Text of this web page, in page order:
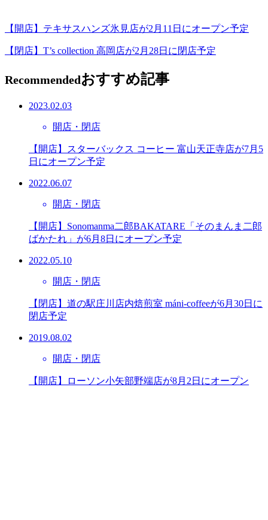
【開店】テキサスハンズ氷見店が2月11日にオープン予定
【閉店】T’s collection 高岡店が2月28日に閉店予定
Recommendedおすすめ記事
2023.02.03
開店・閉店
【開店】スターバックス コーヒー 富山天正寺店が7月5
日にオープン予定
2022.06.07
開店・閉店
【開店】Sonomanma二郎BAKATARE「そのまんま二郎
ばかたれ」が6月8日にオープン予定
2022.05.10
開店・閉店
【閉店】道の駅庄川店内焙煎室 máni-coffeeが6月30日に
閉店予定
2019.08.02
開店・閉店
【開店】ローソン小矢部野端店が8月2日にオープン